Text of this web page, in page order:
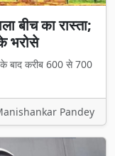
बीच का रास्ता;
भरोसे
के बाद करीब 600 से 700
Pandey